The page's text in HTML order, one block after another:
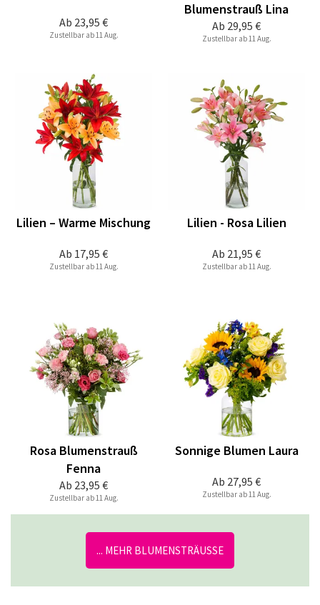
Ab 23,95 €
Zustellbar ab 11 Aug.
Ab 29,95 €
Blumenstrauß Lina
Zustellbar ab 11 Aug.
Ab 17,95 €
Lilien – Warme Mischung
Zustellbar ab 11 Aug.
Ab 21,95 €
Lilien - Rosa Lilien
Zustellbar ab 11 Aug.
Ab 23,95 €
Rosa Blumenstrauß
Fenna
Zustellbar ab 11 Aug.
Ab 27,95 €
Sonnige Blumen Laura
Zustellbar ab 11 Aug.
... MEHR BLUMENSTRÄUSSE